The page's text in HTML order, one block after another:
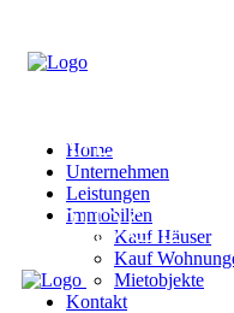
Home
Unternehmen
Leistungen
Immobilien
Kauf Häuser
Kauf
Mietobjekte
Kontakt